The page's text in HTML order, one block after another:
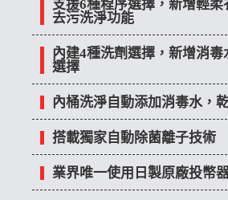
支援6種程序選擇，新增輕柔
去污洗淨功能
內建4種洗劑選擇，新增消毒
選擇
內桶洗淨自動添加消毒水，
搭載獨家自動除菌離子技術
業界唯一使用日製原廠投幣